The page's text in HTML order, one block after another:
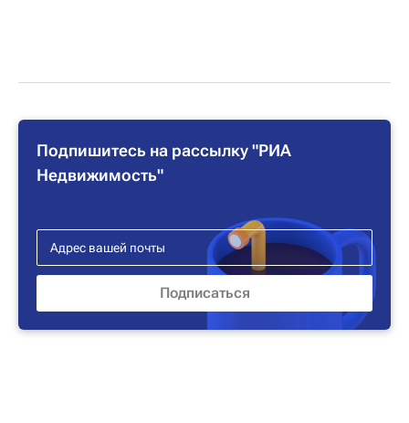
Подпишитесь на рассылку "РИА
Недвижимость"